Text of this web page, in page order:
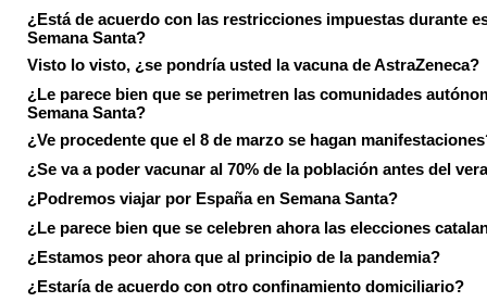
¿Está de acuerdo con las restricciones impuestas durante
Semana Santa?
Visto lo visto, ¿se pondría usted la vacuna de AstraZeneca?
¿Le parece bien que se perimetren las comunidades
Semana Santa?
¿Ve procedente que el 8 de marzo se hagan
¿Se va a poder vacunar al 70% de la población antes del
¿Podremos viajar por España en Semana Santa?
¿Le parece bien que se celebren ahora las elecciones
¿Estamos peor ahora que al principio de la pandemia?
¿Estaría de acuerdo con otro confinamiento domiciliario?